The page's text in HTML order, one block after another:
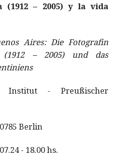
– 2005) y la vida
Aires: Die Fotografin
(1912 – 2005) und das
Institut - Preußischer
Berlin
- 18.00 hs.